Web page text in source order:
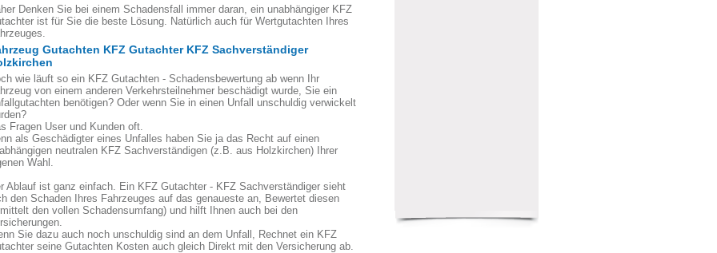
Denken Sie bei einem Schadensfall immer daran, ein unabhängiger KFZ
ist für Sie die beste Lösung. Natürlich auch für Wertgutachten Ihres
Gutachten KFZ Gutachter KFZ Sachverständiger
wie läuft so ein KFZ Gutachten - Schadensbewertung ab wenn Ihr
von einem anderen Verkehrsteilnehmer beschädigt wurde, Sie ein
benötigen? Oder wenn Sie in einen Unfall unschuldig verwickelt
Fragen User und Kunden oft.
als Geschädigter eines Unfalles haben Sie ja das Recht auf einen
neutralen KFZ Sachverständigen (z.B. aus Holzkirchen) Ihrer
Wahl.
Ablauf ist ganz einfach. Ein KFZ Gutachter - KFZ Sachverständiger sieht
den Schaden Ihres Fahrzeuges auf das genaueste an, Bewertet diesen
den vollen Schadensumfang) und hilft Ihnen auch bei den
Sie dazu auch noch unschuldig sind an dem Unfall, Rechnet ein KFZ
seine Gutachten Kosten auch gleich Direkt mit den Versicherung ab.